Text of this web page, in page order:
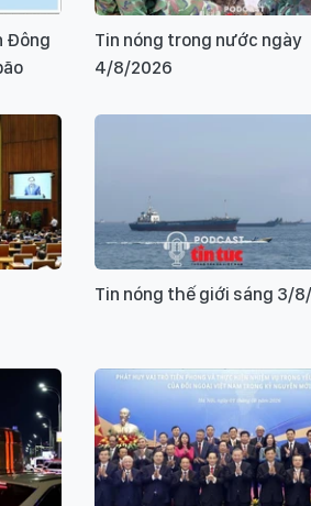
Đông
Tin nóng trong nước ngày
4/8/2026
Tin nóng thế giới sáng 3/